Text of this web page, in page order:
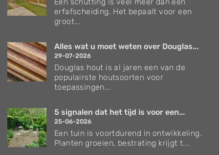
erfafscheiding. Het bepaalt voor een
groot...
Alles wat u moet weten over Douglas...
29-07-2026
Douglas hout is al jaren een van de
populairste houtsoorten voor
toepassingen...
5 signalen dat het tijd is voor een...
25-06-2026
Een tuin is voortdurend in ontwikkeling.
Planten groeien, bestrating krijgt t...